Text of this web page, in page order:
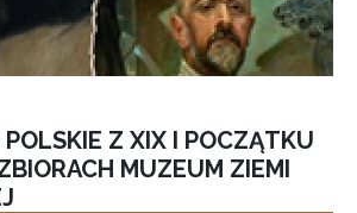
Z XIX I POCZĄTKU
MUZEUM ZIEMI